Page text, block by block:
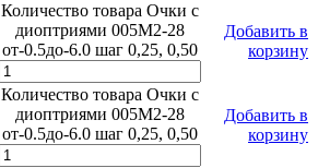
Количество товара Очки с
диоптриями 005M2-28
от-0.5до-6.0 шаг 0,25, 0,50
Добавить в
корзину
Количество товара Очки с
диоптриями 005M2-28
от-0.5до-6.0 шаг 0,25, 0,50
Добавить в
корзину